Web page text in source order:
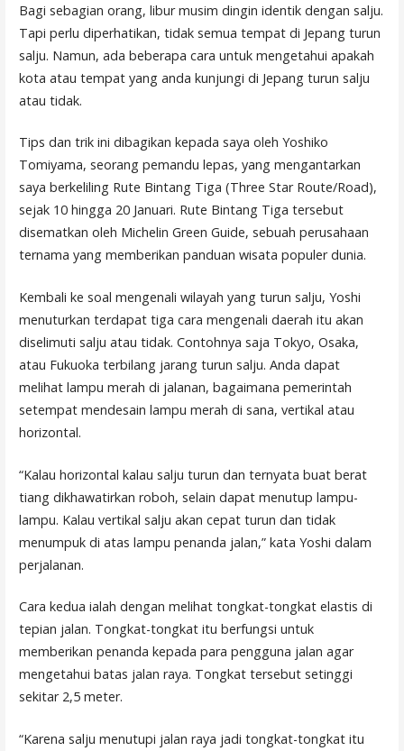
Bagi sebagian orang, libur musim dingin identik dengan salju.
Tapi perlu diperhatikan, tidak semua tempat di Jepang turun
salju. Namun, ada beberapa cara untuk mengetahui apakah
kota atau tempat yang anda kunjungi di Jepang turun salju
atau tidak.
Tips dan trik ini dibagikan kepada saya oleh Yoshiko
Tomiyama, seorang pemandu lepas, yang mengantarkan
saya berkeliling Rute Bintang Tiga (Three Star Route/Road),
sejak 10 hingga 20 Januari. Rute Bintang Tiga tersebut
disematkan oleh Michelin Green Guide, sebuah perusahaan
ternama yang memberikan panduan wisata populer dunia.
Kembali ke soal mengenali wilayah yang turun salju, Yoshi
menuturkan terdapat tiga cara mengenali daerah itu akan
diselimuti salju atau tidak. Contohnya saja Tokyo, Osaka,
atau Fukuoka terbilang jarang turun salju. Anda dapat
melihat lampu merah di jalanan, bagaimana pemerintah
setempat mendesain lampu merah di sana, vertikal atau
horizontal.
“Kalau horizontal kalau salju turun dan ternyata buat berat
tiang dikhawatirkan roboh, selain dapat menutup lampu-
lampu. Kalau vertikal salju akan cepat turun dan tidak
menumpuk di atas lampu penanda jalan,” kata Yoshi dalam
perjalanan.
Cara kedua ialah dengan melihat tongkat-tongkat elastis di
tepian jalan. Tongkat-tongkat itu berfungsi untuk
memberikan penanda kepada para pengguna jalan agar
mengetahui batas jalan raya. Tongkat tersebut setinggi
sekitar 2,5 meter.
“Karena salju menutupi jalan raya jadi tongkat-tongkat itu